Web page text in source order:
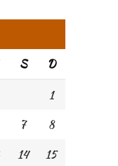
S
D
1
7
8
14
15